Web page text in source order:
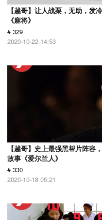
【越哥】让人战栗，无助，发
《麻将》
# 329
2020-10-22 14:53
【越哥】史上最强黑帮片阵容
故事《爱尔兰人》
# 330
2020-10-18 05:21